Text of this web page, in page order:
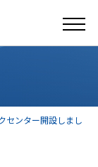
センター開設しまし